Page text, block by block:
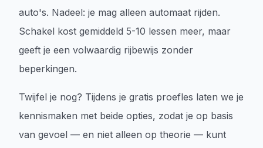
auto's. Nadeel: je mag alleen automaat rijden.
Schakel kost gemiddeld 5-10 lessen meer, maar
geeft je een volwaardig rijbewijs zonder
beperkingen.
Twijfel je nog? Tijdens je gratis proefles laten we je
kennismaken met beide opties, zodat je op basis
van gevoel — en niet alleen op theorie — kunt